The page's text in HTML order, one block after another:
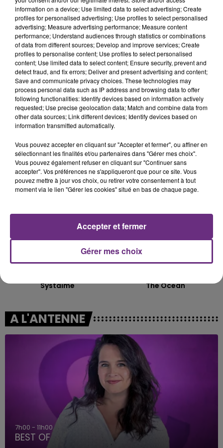
fermer ses portes.
TITRES DIFFUSÉS
6h56
6h56
TEDDYBEAR
Chaussures Roses
6h53
6h53
HOZIER
Too Sweet
6h49
6h49
Systaime
6h46
6h46
The Ocean
A L'ANTENNE
7h00 - 11h00
BEST OF
information on a device; Use limited data to select advertising; Create
profiles for personalised advertising; Use profiles to select personalised
advertising; Measure advertising performance; Measure content
performance; Understand audiences through statistics or combinations
of data from different sources; Develop and improve services; Create
profiles to personalise content; Use profiles to select personalised
content; Use limited data to select content; Ensure security, prevent and
detect fraud, and fix errors; Deliver and present advertising and content;
Save and communicate privacy choices. These technologies may
process personal data such as IP address and browsing data to offer
following functionalities: Identify devices based on information actively
requested; Use precise geolocation data; Match and combine data from
other data sources; Link different devices; Identify devices based on
information transmitted automatically.
Vous pouvez accepter en cliquant sur "Accepter et fermer", ou affiner en
sélectionnant les finalités et/ou partenaires dans "Gérer mes choix".
Vous pouvez également refuser en cliquant sur "Continuer sans
accepter". Vos préférences ne s'appliqueront que pour ce site. Vous
pouvez mettre à jour vos choix, ou retirer votre consentement à tout
moment via le lien "Gérer les cookies" situé en bas de chaque page.
Gérer mes choix
Accepter et fermer